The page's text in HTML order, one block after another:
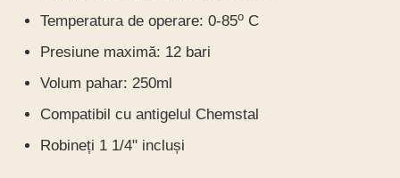
Temperatura de operare: 0-85o C
Presiune maximă: 12 bari
Volum pahar: 250ml
Compatibil cu antigelul Chemstal
Robineți 1 1/4" incluși